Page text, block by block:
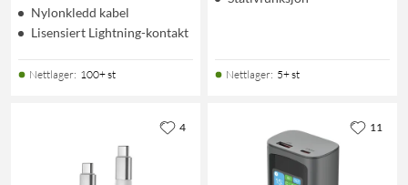
Nylonkledd kabel
Lisensiert Lightning-kontakt
Nettlager: 100+ st Nettlager: 5+ st
4 11